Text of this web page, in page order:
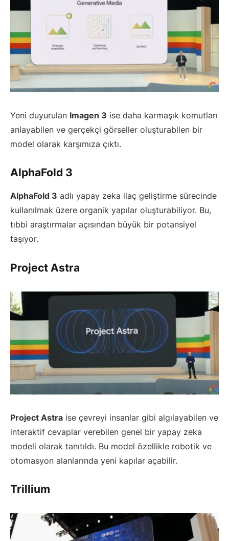
Yeni duyurulan Imagen 3 ise daha karmaşık komutları
anlayabilen ve gerçekçi görseller oluşturabilen bir
model olarak karşımıza çıktı.
AlphaFold 3
AlphaFold 3 adlı yapay zeka ilaç geliştirme sürecinde
kullanılmak üzere organik yapılar oluşturabiliyor. Bu,
tıbbi araştırmalar açısından büyük bir potansiyel
taşıyor.
Project Astra
Project Astra ise çevreyi insanlar gibi algılayabilen ve
interaktif cevaplar verebilen genel bir yapay zeka
modeli olarak tanıtıldı. Bu model özellikle robotik ve
otomasyon alanlarında yeni kapılar açabilir.
Trillium